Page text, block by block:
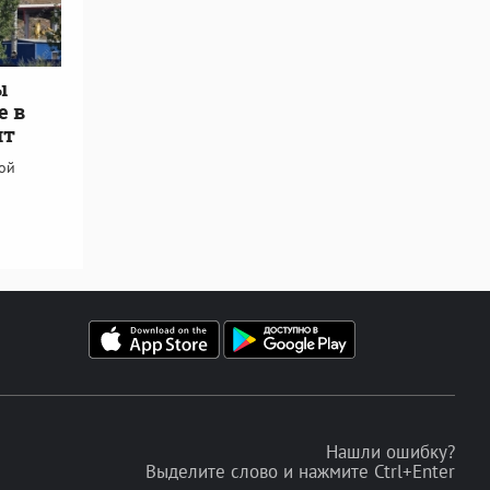
в
Нашли ошибку?
Выделите слово и нажмите Ctrl+Enter